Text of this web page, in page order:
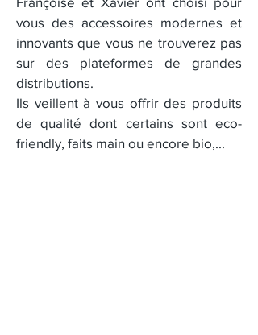
vous des accessoires modernes et
innovants que vous ne trouverez pas
sur des plateformes de grandes
distributions.
Ils veillent à vous offrir des produits
de qualité dont certains sont eco-
friendly, faits main ou encore bio,...